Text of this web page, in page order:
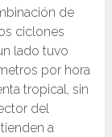
de
ciclones
lado tuvo
por hora
tropical, sin
del
a